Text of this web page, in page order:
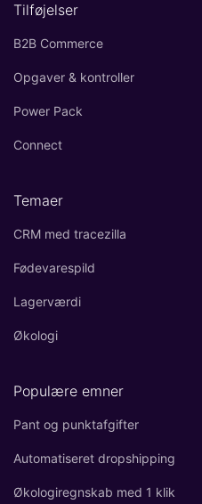
Tilføjelser
B2B Commerce
Opgaver & kontroller
Power Pack
Connect
Temaer
CRM med tracezilla
Fødevarespild
Lagerværdi
Økologi
Populære emner
Pant og punktafgifter
Automatiseret dropshipping
Økologiregnskab med 1 klik